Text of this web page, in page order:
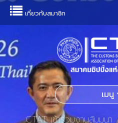
CTAT เข้าร่วมงานสัมมนา
เกี่ยวกับสมาชิก
เมนู